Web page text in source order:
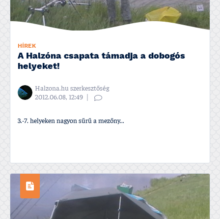
HÍREK
A Halzóna csapata támadja a dobogós
helyeket!
Halzona.hu szerkesztőség
2012.06.08, 12:49
3.-7. helyeken nagyon sűrű a mezőny...